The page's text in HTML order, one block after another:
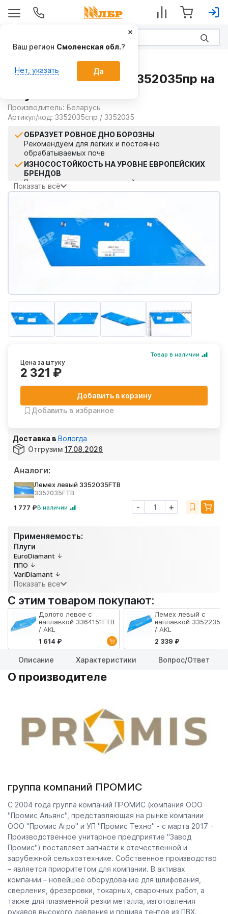
Лемех левый (бор) 3352035пр на
Производитель: Беларусь
Артикул/код: 3352035спр / 3352035
ОБРАЗУЕТ РОВНОЕ ДНО БОРОЗНЫ
Рекомендуем для легких и постоянно
обрабатываемых почв
ИЗНОСОСТОЙКОСТЬ НА УРОВНЕ ЕВРОПЕЙСКИХ
БРЕНДОВ
Производится по современной технологии
ЧЕСТНАЯ ЦЕНА
Кредитный лимит до 500 тыс. руб.
Показать всё
Аналоги:
Лемех левый 3352035FTB
3352035FTB
1 777 ₽В наличии - +
Применяемость:
Плуги
EuroDiamant
ППО
VariDiamant
Показать все
Товар в наличии
Цена за штуку
2 321 ₽
Добавить в корзину
Добавить в избранное
Доставка в Вологда
Отгрузим 17.08.2026
С этим товаром покупают:
Долото левое с
наплавкой 3364151FTB
/ AKL
1 614 ₽
Лемех левый с
наплавкой
/ AKL
2 339 ₽
Описание Характеристики Вопрос/Ответ
О производителе
группа компаний ПРОМИС
С 2004 года группа компаний ПРОМИС (компания ООО
"Промис Альянс", представляющая на рынке компании
ООО "Промис Агро" и УП "Промис Техно" - с марта 2017 -
Производственное унитарное предприятие "Завод
Промис") поставляет запчасти к отечественной и
зарубежной сельхозтехнике. Собственное производство
– является приоритетом для компании. В активах
компании – новейшее оборудование для шлифования,
сверления, фрезеровки, токарных, сварочных работ, а
также для плазменной резки металла, изготовления
рукавов высокого давления и пошива тентов из ПВХ.